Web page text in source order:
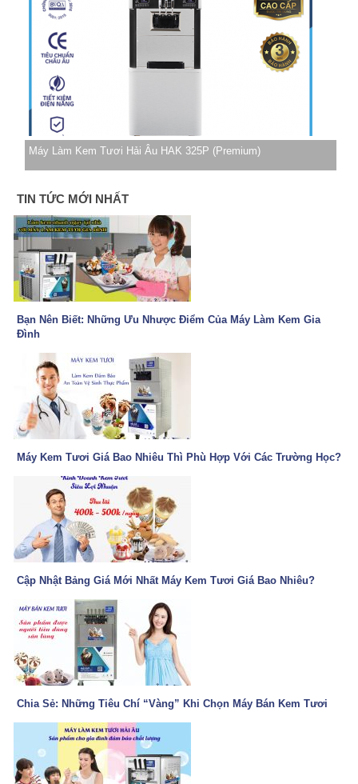
Máy Làm Kem Tươi Hải Âu HAK 325P (Premium)
TIN TỨC MỚI NHẤT
Bạn Nên Biết: Những Ưu Nhược Điểm Của Máy Làm Kem Gia
Đình
Máy Kem Tươi Giá Bao Nhiêu Thì Phù Hợp Với Các Trường Học?
Cập Nhật Bảng Giá Mới Nhất Máy Kem Tươi Giá Bao Nhiêu?
Chia Sẻ: Những Tiêu Chí “Vàng” Khi Chọn Máy Bán Kem Tươi